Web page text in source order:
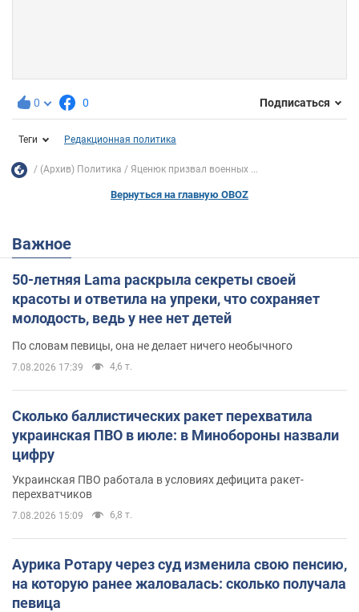
0 0 Подписаться
Теги Редакционная политика
(Архив) Политика Яценюк призвал военных ...
Вернуться на главную OBOZ
Важное
50-летняя Lama раскрыла секреты своей
красоты и ответила на упреки, что сохраняет
молодость, ведь у нее нет детей
По словам певицы, она не делает ничего необычного
7.08.2026 17:39 4,6 т.
Сколько баллистических ракет перехватила
украинская ПВО в июле: в Минобороны назвали
цифру
Украинская ПВО работала в условиях дефицита ракет-
перехватчиков
7.08.2026 15:09 6,8 т.
Аурика Ротару через суд изменила свою пенсию,
на которую ранее жаловалась: сколько получала
певица